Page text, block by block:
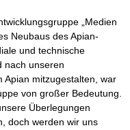
„Medien
Neubaus des Apian-
und technische
nach unseren
Apian mitzugestalten, war
von großer Bedeutung.
Überlegungen
doch werden wir uns